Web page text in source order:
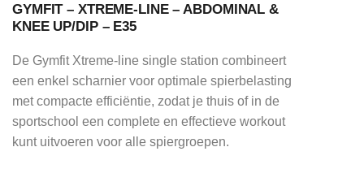
GYMFIT – XTREME-LINE – ABDOMINAL &
KNEE UP/DIP – E35
De Gymfit Xtreme-line single station combineert
een enkel scharnier voor optimale spierbelasting
met compacte efficiëntie, zodat je thuis of in de
sportschool een complete en effectieve workout
kunt uitvoeren voor alle spiergroepen.